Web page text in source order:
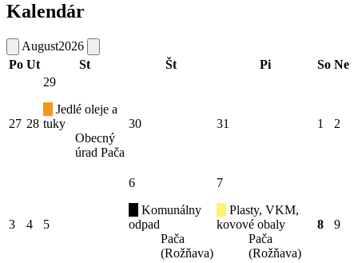
Kalendár
August2026
Po Ut St Št Pi So Ne
27 28
29
Jedlé oleje a
tuky
Obecný
úrad Pača
30 31 1 2
3 4 5
6
Komunálny
odpad
Pača
(Rožňava)
7
Plasty, VKM,
kovové obaly
Pača
(Rožňava)
8 9